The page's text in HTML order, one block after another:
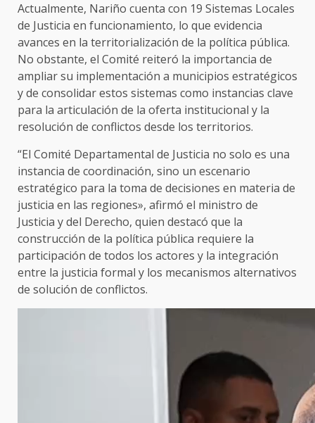
Actualmente, Nariño cuenta con 19 Sistemas Locales
de Justicia en funcionamiento, lo que evidencia
avances en la territorialización de la política pública.
No obstante, el Comité reiteró la importancia de
ampliar su implementación a municipios estratégicos
y de consolidar estos sistemas como instancias clave
para la articulación de la oferta institucional y la
resolución de conflictos desde los territorios.
“El Comité Departamental de Justicia no solo es una
instancia de coordinación, sino un escenario
estratégico para la toma de decisiones en materia de
justicia en las regiones», afirmó el ministro de
Justicia y del Derecho, quien destacó que la
construcción de la política pública requiere la
participación de todos los actores y la integración
entre la justicia formal y los mecanismos alternativos
de solución de conflictos.